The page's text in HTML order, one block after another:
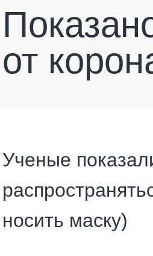
от
Ученые
носить маску)